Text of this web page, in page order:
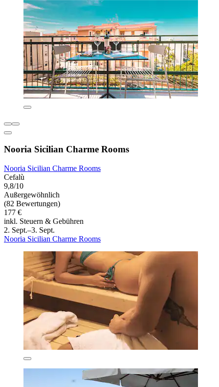
Nooria Sicilian Charme Rooms
Nooria Sicilian Charme Rooms
Cefalù
9,8/10
Außergewöhnlich
(82 Bewertungen)
177 €
inkl. Steuern & Gebühren
2. Sept.–3. Sept.
Nooria Sicilian Charme Rooms